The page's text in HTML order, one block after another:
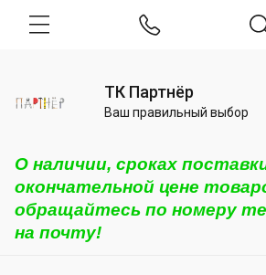
ТК Партнёр
Ваш правильный выбор
О наличии, сроках
окончательной цене
обращайтесь по номеру
на почту!